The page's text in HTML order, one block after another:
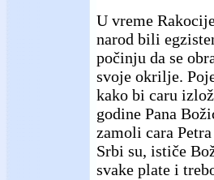
U vreme
narod bili
počinju da se
svoje okrilje.
kako bi caru
godine Pana
zamoli cara
Srbi su, ističe
svake plate i